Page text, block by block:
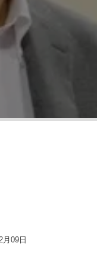
2025.11.13更新
ご案内
月09日